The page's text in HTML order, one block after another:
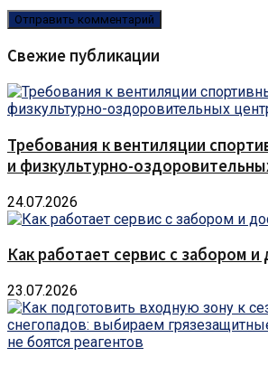
Свежие публикации
Требования к вентиляции
и физкультурно-
24.07.2026
Как работает сервис с забором
23.07.2026